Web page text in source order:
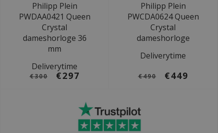
Philipp Plein
PWDAA0421 Queen
Crystal
dameshorloge 36
mm
Deliverytime
€300 €297
Philipp Plein
PWCDA0624 Queen
Crystal
dameshorloge
Deliverytime
€490 €449